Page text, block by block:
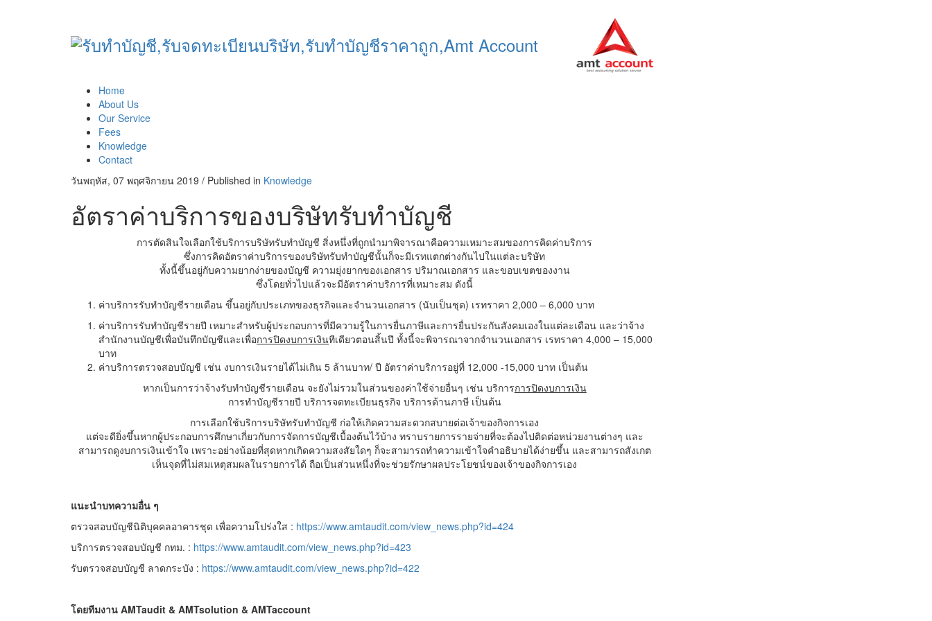
Home
About Us
Our Service
Fees
Knowledge
Contact
วันพฤหัส, 07 พฤศจิกายน 2019 / Published in Knowledge
อัตราค่าบริการของบริษัทรับทำบัญชี
การตัดสินใจเลือกใช้บริการบริษัทรับทำบัญชี สิ่งหนึ่งที่ถูกนำมาพิจารณาคือความเหมาะสมของการคิดค่าบริการ
ซึ่งการคิดอัตราค่าบริการของบริษัทรับทำบัญชีนั้นก็จะมีเรทแตกต่างกันไปในแต่ละบริษัท
ทั้งนี้ขึ้นอยู่กับความยากง่ายของบัญชี ความยุ่งยากของเอกสาร ปริมาณเอกสาร และขอบเขตของงาน
ซึ่งโดยทั่วไปแล้วจะมีอัตราค่าบริการที่เหมาะสม ดังนี้
ค่าบริการรับทำบัญชีรายเดือน ขึ้นอยู่กับประเภทของธุรกิจและจำนวนเอกสาร (นับเป็นชุด) เรทราคา 2,000 – 6,000 บาท
ค่าบริการรับทำบัญชีรายปี เหมาะสำหรับผู้ประกอบการที่มีความรู้ในการยื่นภาษีและการยื่นประกันสังคมเองในแต่ละเดือน และว่าจ้าง
สำนักงานบัญชีเพื่อบันทึกบัญชีและเพื่อการปิดงบการเงินทีเดียวตอนสิ้นปี ทั้งนี้จะพิจารณาจากจำนวนเอกสาร เรทราคา 4,000 – 15,000
บาท
ค่าบริการตรวจสอบบัญชี เช่น งบการเงินรายได้ไม่เกิน 5 ล้านบาท/ ปี อัตราค่าบริการอยู่ที่ 12,000 -15,000 บาท เป็นต้น
หากเป็นการว่าจ้างรับทำบัญชีรายเดือน จะยังไม่รวมในส่วนของค่าใช้จ่ายอื่นๆ เช่น บริการการปิดงบการเงิน
การทำบัญชีรายปี บริการจดทะเบียนธุรกิจ บริการด้านภาษี เป็นต้น
การเลือกใช้บริการบริษัทรับทำบัญชี ก่อให้เกิดความสะดวกสบายต่อเจ้าของกิจการเอง
แต่จะดียิ่งขึ้นหากผู้ประกอบการศึกษาเกี่ยวกับการจัดการบัญชีเบื้องต้นไว้บ้าง ทราบรายการรายจ่ายที่จะต้องไปติดต่อหน่วยงานต่างๆ และ
สามารถดูงบการเงินเข้าใจ เพราะอย่างน้อยที่สุดหากเกิดความสงสัยใดๆ ก็จะสามารถทำความเข้าใจคำอธิบายได้ง่ายขึ้น และสามารถสังเกต
เห็นจุดที่ไม่สมเหตุสมผลในรายการได้ ถือเป็นส่วนหนึ่งที่จะช่วยรักษาผลประโยชน์ของเจ้าของกิจการเอง
แนะนำบทความอื่น ๆ
ตรวจสอบบัญชีนิติบุคคลอาคารชุด เพื่อความโปร่งใส : https://www.amtaudit.com/view_news.php?id=424
บริการตรวจสอบบัญชี กทม. : https://www.amtaudit.com/view_news.php?id=423
รับตรวจสอบบัญชี ลาดกระบัง : https://www.amtaudit.com/view_news.php?id=422
โดยทีมงาน AMTaudit & AMTsolution & AMTaccount